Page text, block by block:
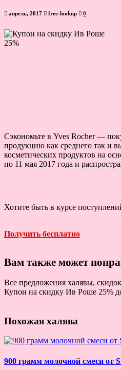
апрель, 2017 free-lookup 0
Сэкономьте в Yves Rocher —
продукцию как среднего так и
косметических продуктов на
по 11 мая 2017 года и
Хотите быть в курсе
Получить бесплатно
Вам также может
Все предложения халявы,
Купон на скидку Ив Роше 25%
Похожая халява
900 грамм молочной смеси от